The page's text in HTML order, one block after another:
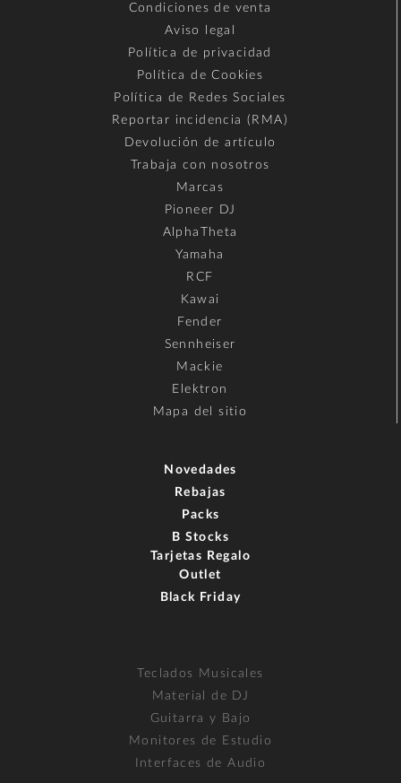
Condiciones de venta
Aviso legal
Política de privacidad
Política de Cookies
Política de Redes Sociales
Reportar incidencia (RMA)
Devolución de artículo
Trabaja con nosotros
Marcas
Pioneer DJ
AlphaTheta
Yamaha
RCF
Kawai
Fender
Sennheiser
Mackie
Elektron
Mapa del sitio
Novedades
Rebajas
Packs
B Stocks
Tarjetas Regalo
Outlet
Black Friday
Teclados Musicales
Material de DJ
Guitarra y Bajo
Monitores de Estudio
Interfaces de Audio